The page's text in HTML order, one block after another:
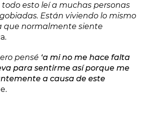
esto leí a muchas personas
Están viviendo lo mismo
que normalmente siente
pensé ‘a mi no me hace falta
para sentirme así porque me
a causa de este